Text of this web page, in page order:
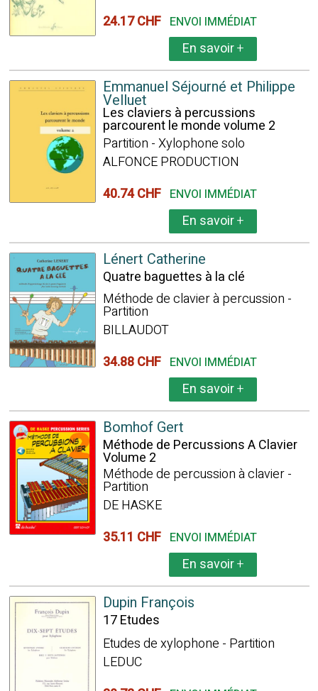
24.17 CHF ENVOI IMMÉDIAT
En savoir+
Emmanuel Séjourné et Philippe
Velluet
Les claviers à percussions
parcourent le monde volume 2
Partition - Xylophone solo
ALFONCE PRODUCTION
40.74 CHF ENVOI IMMÉDIAT
En savoir+
Lénert Catherine
Quatre baguettes à la clé
Méthode de clavier à percussion -
Partition
BILLAUDOT
34.88 CHF ENVOI IMMÉDIAT
En savoir+
Bomhof Gert
Méthode de Percussions A Clavier
Volume 2
Méthode de percussion à clavier -
Partition
DE HASKE
35.11 CHF ENVOI IMMÉDIAT
En savoir+
Dupin François
17 Etudes
Etudes de xylophone - Partition
LEDUC